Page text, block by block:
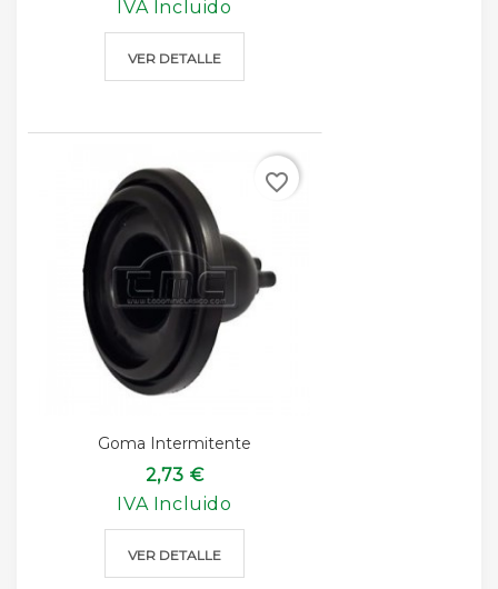
IVA Incluido
VER DETALLE
Goma Intermitente
2,73 €
IVA Incluido
VER DETALLE
favorite_border